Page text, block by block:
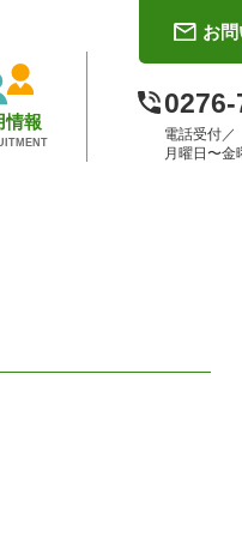
情報
電話受付／
月曜日〜
お